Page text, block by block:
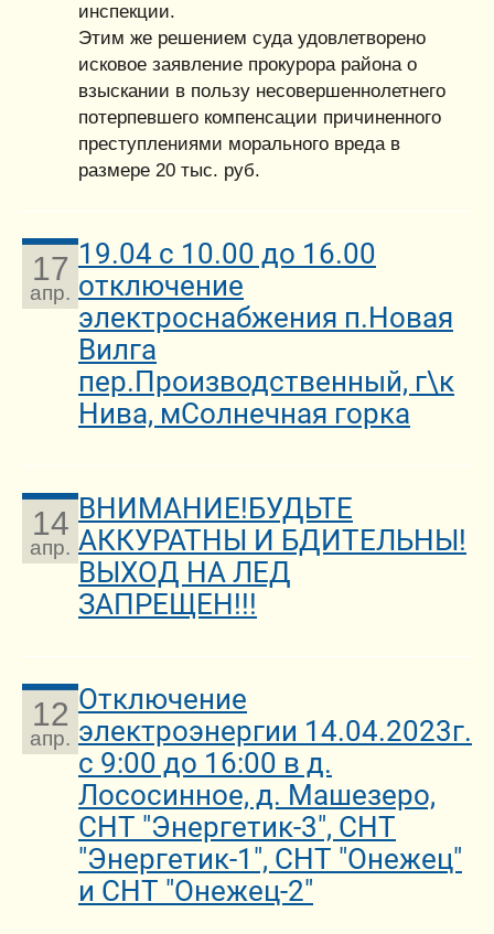
инспекции.
Этим же решением суда удовлетворено
исковое заявление прокурора района о
взыскании в пользу несовершеннолетнего
потерпевшего компенсации причиненного
преступлениями морального вреда в
размере 20 тыс. руб.
17
апр.
19.04 с 10.00 до 16.00
отключение
электроснабжения п.Новая
Вилга
пер.Производственный, г\к
Нива, мСолнечная горка
14
апр.
ВНИМАНИЕ!БУДЬТЕ
АККУРАТНЫ И БДИТЕЛЬНЫ!
ВЫХОД НА ЛЕД
ЗАПРЕЩЕН!!!
12
апр.
Отключение
электроэнергии 14.04.2023г.
с 9:00 до 16:00 в д.
Лососинное, д. Машезеро,
СНТ "Энергетик-3", СНТ
"Энергетик-1", СНТ "Онежец"
и СНТ "Онежец-2"